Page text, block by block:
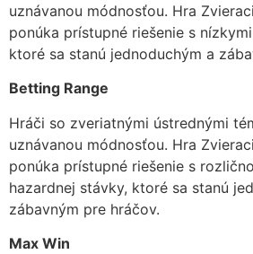
uznávanou módnosťou. Hra
ponúka prístupné riešenie s
ktoré sa stanú jednoduchým a
Betting Range
Hráči so zveriatnými ústrednými
uznávanou módnosťou. Hra
ponúka prístupné riešenie s
hazardnej stávky, ktoré sa stanú
zábavným pre hráčov.
Max Win